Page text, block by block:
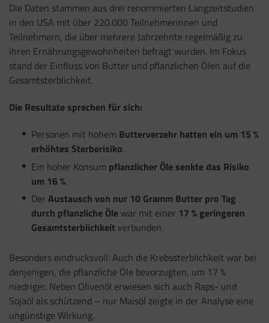
Die Daten stammen aus drei renommierten Langzeitstudien
in den USA mit über 220.000 Teilnehmerinnen und
Teilnehmern, die über mehrere Jahrzehnte regelmäßig zu
ihren Ernährungsgewohnheiten befragt wurden. Im Fokus
stand der Einfluss von Butter und pflanzlichen Ölen auf die
Gesamtsterblichkeit.
Die Resultate sprechen für sich:
Personen mit hohem Butterverzehr hatten ein um 15 %
erhöhtes Sterberisiko.
Ein hoher Konsum pflanzlicher Öle senkte das Risiko
um 16 %.
Der Austausch von nur 10 Gramm Butter pro Tag
durch pflanzliche Ölewar mit einer 17 % geringeren
Gesamtsterblichkeitverbunden.
Besonders eindrucksvoll: Auch die Krebssterblichkeit war bei
denjenigen, die pflanzliche Öle bevorzugten, um 17 %
niedriger. Neben Olivenöl erwiesen sich auch Raps- und
Sojaöl als schützend – nur Maisöl zeigte in der Analyse eine
ungünstige Wirkung.